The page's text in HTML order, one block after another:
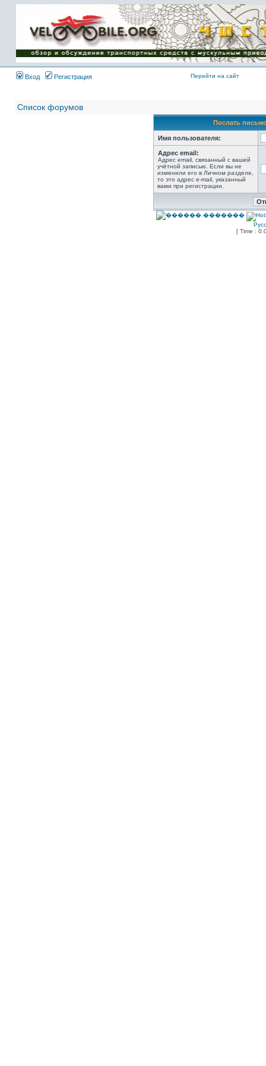
Имя пользователя:
Пароль:
{ LOG_ME_IN_SHORT
}
Вход
Регистрация Перейти на сайт
Список форумов
Послать
Имя пользователя:
Адрес email:
Адрес email, связанный с вашей
учётной записью. Если вы не
изменили его в Личном разделе,
то это адрес e-mail, указанный
вами при регистрации.
[ Time :